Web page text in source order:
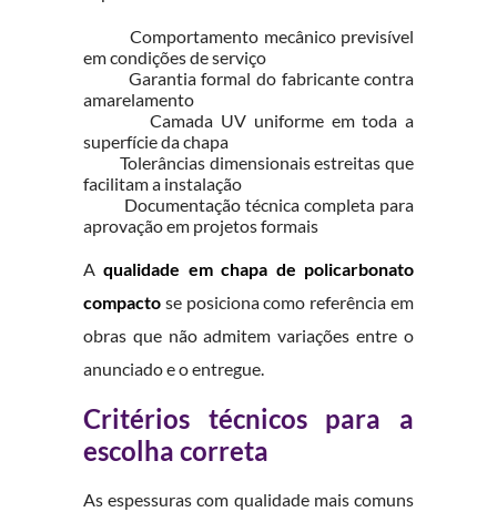
Comportamento mecânico previsível
em condições de serviço
Garantia formal do fabricante contra
amarelamento
Camada UV uniforme em toda a
superfície da chapa
Tolerâncias dimensionais estreitas que
facilitam a instalação
Documentação técnica completa para
aprovação em projetos formais
Aqualidade em chapa de policarbonato
compactose posiciona como referência em
obras que não admitem variações entre o
anunciado e o entregue.
Critérios técnicos para a
escolha correta
As espessuras com qualidade mais comuns